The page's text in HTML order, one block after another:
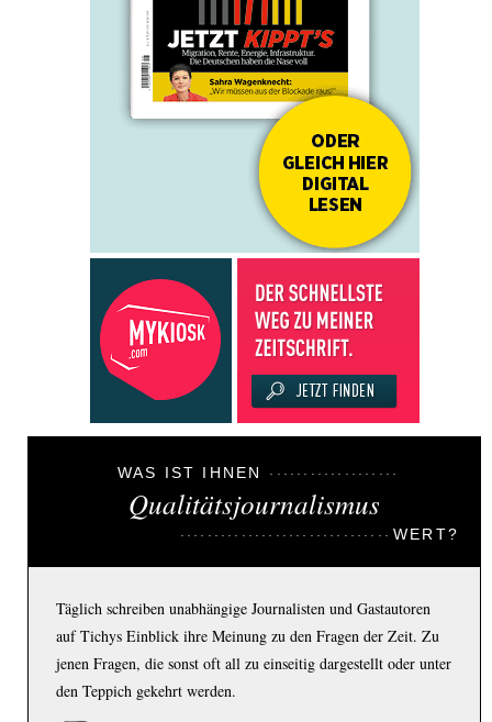
WAS IST IHNEN
Qualitätsjournalismus
WERT?
Täglich schreiben unabhängige Journalisten und Gastautoren
auf Tichys Einblick ihre Meinung zu den Fragen der Zeit. Zu
jenen Fragen, die sonst oft all zu einseitig dargestellt oder unter
den Teppich gekehrt werden.